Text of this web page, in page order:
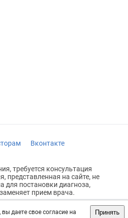
даете свое согласие на
Принять
Вконтакте
требуется консультация
представленная на сайте, не
для постановки диагноза,
прием врача.